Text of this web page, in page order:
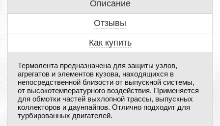
Описание
Отзывы
Как купить
Термолента предназначена для защиты узлов,
агрегатов и элементов кузова, находящихся в
непосредственной близости от выпускной системы,
от высокотемпературного воздействия. Применяется
для обмотки частей выхлопной трассы, выпускных
коллекторов и даунпайпов. Отлично подходит для
турбированных двигателей.